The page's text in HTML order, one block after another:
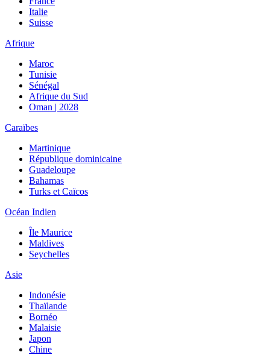
Italie
Suisse
Afrique
Maroc
Tunisie
Sénégal
Afrique du Sud
Oman | 2028
Caraïbes
Martinique
République dominicaine
Guadeloupe
Bahamas
Turks et Caïcos
Océan Indien
Île Maurice
Maldives
Seychelles
Asie
Indonésie
Thaïlande
Bornéo
Malaisie
Japon
Chine